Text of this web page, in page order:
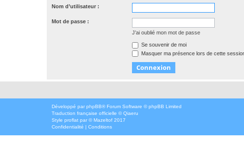
Nom d’utilisateur :
Mot de passe :
J’ai oublié mon mot de passe
Se souvenir de moi
Masquer ma présence lors de cette
Développé par phpBB® Forum Software © phpBB Limited
Traduction française officielle ©Qiaeru
Style proflat par ©Mazeltof 2017
Confidentialité | Conditions